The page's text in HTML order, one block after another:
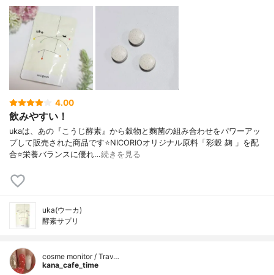
4.00
飲みやすい！
ukaは、あの『こうじ酵素』から穀物と麴菌の組み合わせをパワーアッ
プして販売された商品です⭐NICORIOオリジナル原料「彩穀 麹 」を配
合⭐栄養バランスに優れ…続きを見る
uka(ウーカ)
酵素サプリ
cosme monitor / Trav…
kana_cafe_time